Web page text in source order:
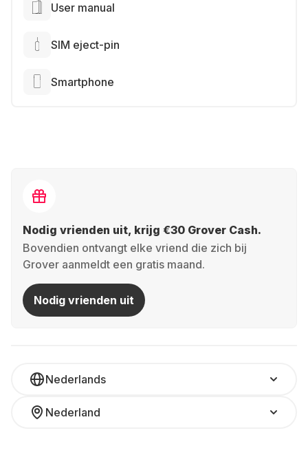
User manual
SIM eject-pin
Smartphone
Nodig vrienden uit, krijg €30 Grover Cash.
Bovendien ontvangt elke vriend die zich bij
Grover aanmeldt een gratis maand.
Nodig vrienden uit
Nederlands
Nederland